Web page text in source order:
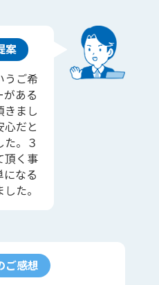
案
うご希
ある
きまし
だと
。３
頂く事
なる
た。
ご感想